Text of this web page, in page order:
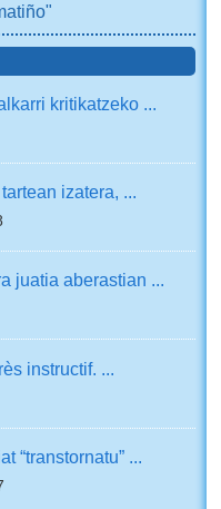
kritikatzeko ...
izatera, ...
juatia aberastian ...
instructif. ...
“transtornatu” ...